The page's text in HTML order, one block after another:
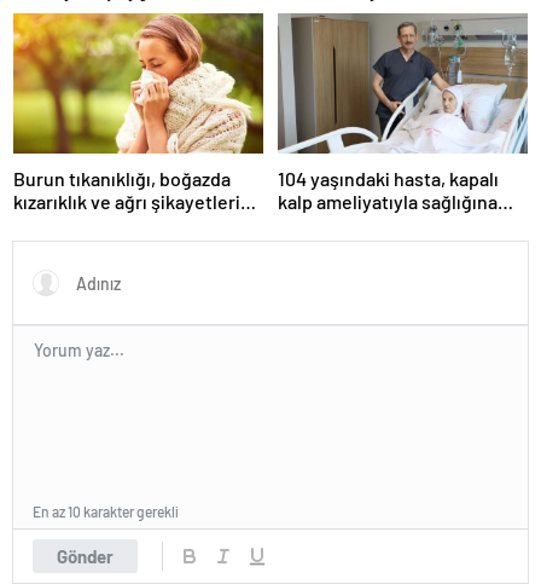
öldürüyor… Sakın bu hataları
yapmayın
kanserinden korunmanın
yolları
Burun tıkanıklığı, boğazda
kızarıklık ve ağrı şikayetleri
tıkanıklığının nedenleri… Tat
ve koku kaybı neden olur?
104 yaşındaki hasta, kapalı
kalp ameliyatıyla sağlığına
Gönder
En az 10 karakter gerekli